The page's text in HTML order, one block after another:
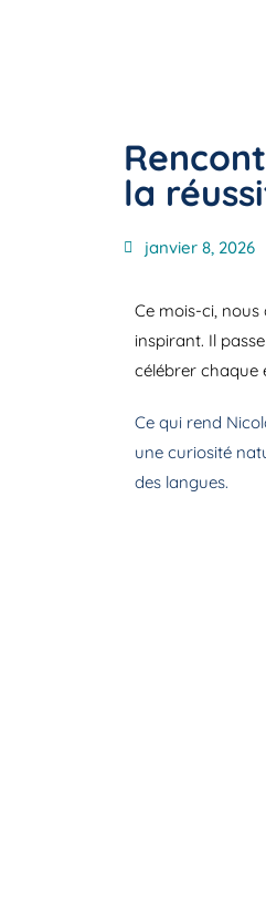
la
janvier 8, 2026
Ce mois-ci,
inspirant. Il
célébrer chaque
Ce qui rend
une curiosité
des langues.